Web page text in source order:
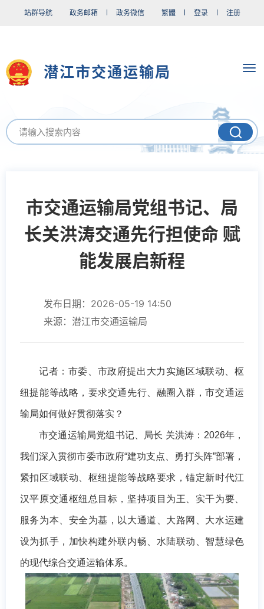
站群导航 政务邮箱 政务微信 繁體 登录 注册
潜江市交通运输局
市交通运输局党组书记、局
长关洪涛交通先行担使命 赋
能发展启新程
发布日期：2026-05-19 14:50
来源：潜江市交通运输局
记者：市委、市政府提出大力实施区域联动、枢
纽提能等战略，要求交通先行、融圈入群，市交通运
输局如何做好贯彻落实？
市交通运输局党组书记、局长 关洪涛：2026年，
我们深入贯彻市委市政府“建功支点、勇打头阵”部署，
紧扣区域联动、枢纽提能等战略要求，锚定新时代江
汉平原交通枢纽总目标，坚持项目为王、实干为要、
服务为本、安全为基，以大通道、大路网、大水运建
设为抓手，加快构建外联内畅、水陆联动、智慧绿色
的现代综合交通运输体系。